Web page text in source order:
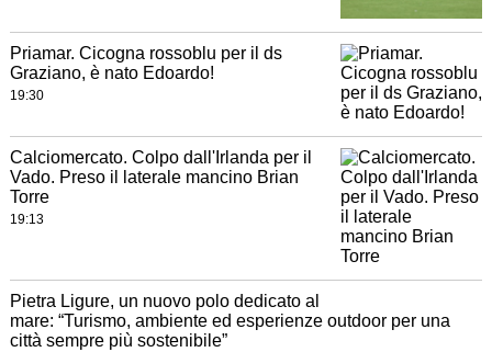
Priamar. Cicogna rossoblu per il ds
Graziano, è nato Edoardo!
19:30
Calciomercato. Colpo dall'Irlanda per il
Vado. Preso il laterale mancino Brian
Torre
19:13
Pietra Ligure, un nuovo polo dedicato al
mare: “Turismo, ambiente ed esperienze outdoor per una
città sempre più sostenibile”